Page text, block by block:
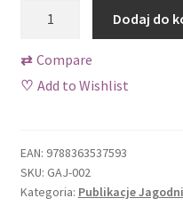
Tylko dla prenumeratorów
Wishlist
Zamówienie
owoców
jagodowych
Dodaj do
⇄ Compare
♡ Add to Wishlist
EAN: 9788363537593
SKU: GAJ-002
Kategoria: Publikacje